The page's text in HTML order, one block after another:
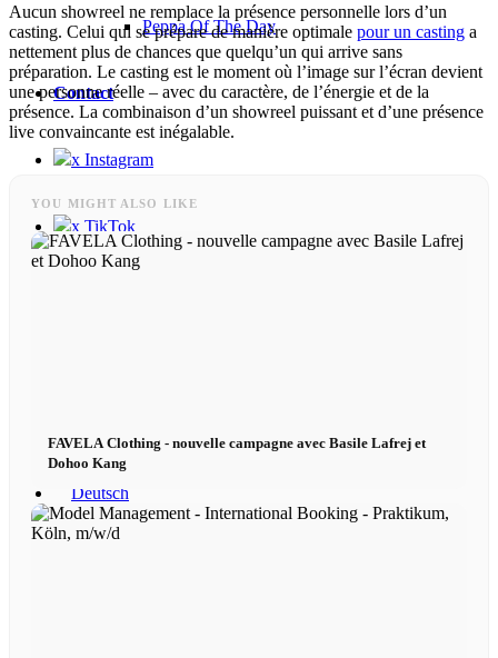
Peppa Of The Day
Contact
x Instagram
x TikTok
Aucun showreel ne remplace la présence personnelle lors d’un
casting. Celui qui se prépare de manière optimale pour un casting a
nettement plus de chances que quelqu’un qui arrive sans
préparation. Le casting est le moment où l’image sur l’écran devient
une personne réelle – avec du caractère, de l’énergie et de la
présence. La combinaison d’un showreel puissant et d’une présence
live convaincante est inégalable.
YOU MIGHT ALSO LIKE
FAVELA Clothing - nouvelle campagne avec Basile Lafrej et
Dohoo Kang